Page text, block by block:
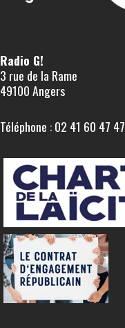
Radio G!
3 rue de la Rame
49100 Angers
Téléphone : 02 41 60 47 47